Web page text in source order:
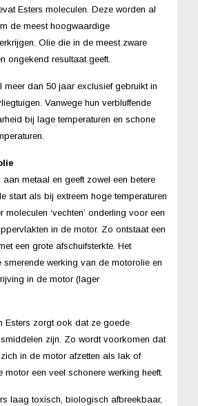
Esters moleculen. Deze worden al
de meest hoogwaardige
Olie die in de meest zware
ongekend resultaat geeft.
meer dan 50 jaar exclusief gebruikt in
Vanwege hun verbluffende
bij lage temperaturen en schone
aan metaal en geeft zowel een betere
start als bij extreem hoge temperaturen
moleculen ‘vechten’ onderling voor een
in de motor. Zo ontstaat een
een grote afschuifsterkte. Het
smerende werking van de motorolie en
in de motor (lager
Esters zorgt ook dat ze goede
zijn. Zo wordt voorkomen dat
in de motor afzetten als lak of
een veel schonere werking heeft.
laag toxisch, biologisch afbreekbaar,